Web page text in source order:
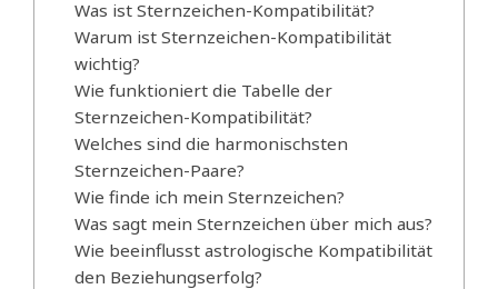
Was ist Sternzeichen-Kompatibilität?
Warum ist Sternzeichen-Kompatibilität
wichtig?
Wie funktioniert die Tabelle der
Sternzeichen-Kompatibilität?
Welches sind die harmonischsten
Sternzeichen-Paare?
Wie finde ich mein Sternzeichen?
Was sagt mein Sternzeichen über mich aus?
Wie beeinflusst astrologische Kompatibilität
den Beziehungserfolg?